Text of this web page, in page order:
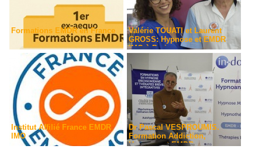
Formations EMDR en France
Valérie TOUATI et Laurent
GROSS: Hypnose et EMDR
IMO à Paris
Institut Affilié France EMDR
IMO
Dr Pascal VESPROUMIS.
Formation Addiction,
Hypnose et EMDR